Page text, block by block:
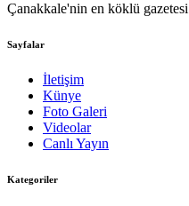
Çanakkale'nin en köklü gazetesi
Sayfalar
İletişim
Künye
Foto Galeri
Videolar
Canlı Yayın
Kategoriler